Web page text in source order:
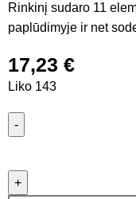
Rinkinį sudaro 11
paplūdimyje ir net
17,23€
Liko 143